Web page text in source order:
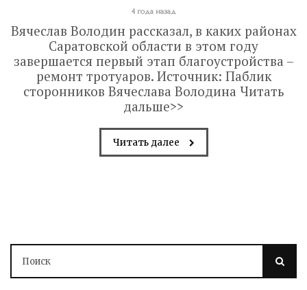
4 года назад
Вячеслав Володин рассказал, в каких районах
Саратовской области в этом году
завершается первый этап благоустройства –
ремонт тротуаров. Источник: Паблик
сторонников Вячеслава Володина Читать
дальше>>
Читать далее
Володин о СПАСЕНИИ